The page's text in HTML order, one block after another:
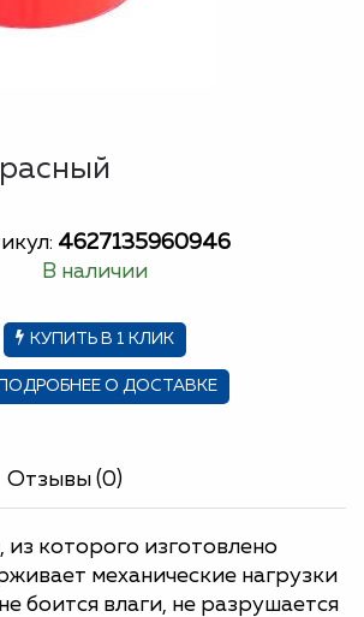
4627135960946
В наличии
КУПИТЬ В 1 КЛИК
ПОДРОБНЕЕ О ДОСТАВКЕ
Отзывы (0)
из которого изготовлено
механические нагрузки
боится влаги, не разрушается